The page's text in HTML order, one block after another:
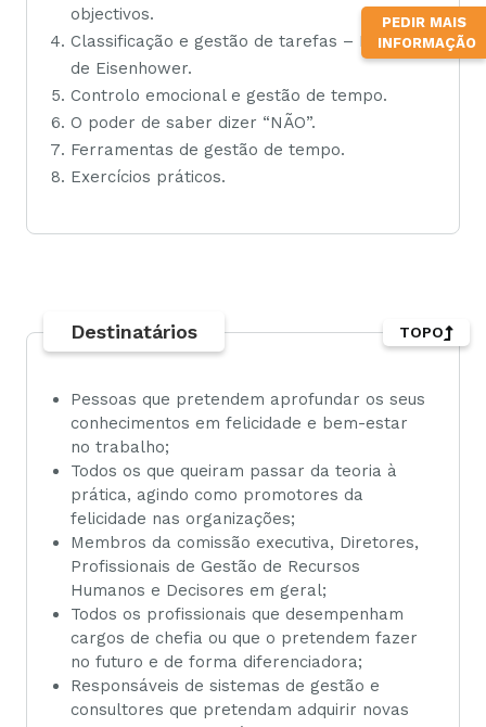
PEDIR MAIS
INFORMAÇÃO
objectivos.
Classificação e gestão de tarefas – Matriz
de Eisenhower.
Controlo emocional e gestão de tempo.
O poder de saber dizer “NÃO”.
Ferramentas de gestão de tempo.
Exercícios práticos.
Destinatários
Pessoas que pretendem aprofundar os seus
conhecimentos em felicidade e bem-estar
no trabalho;
Todos os que queiram passar da teoria à
prática, agindo como promotores da
felicidade nas organizações;
Membros da comissão executiva, Diretores,
Profissionais de Gestão de Recursos
Humanos e Decisores em geral;
Todos os profissionais que desempenham
cargos de chefia ou que o pretendem fazer
no futuro e de forma diferenciadora;
Responsáveis de sistemas de gestão e
consultores que pretendam adquirir novas
TOPO